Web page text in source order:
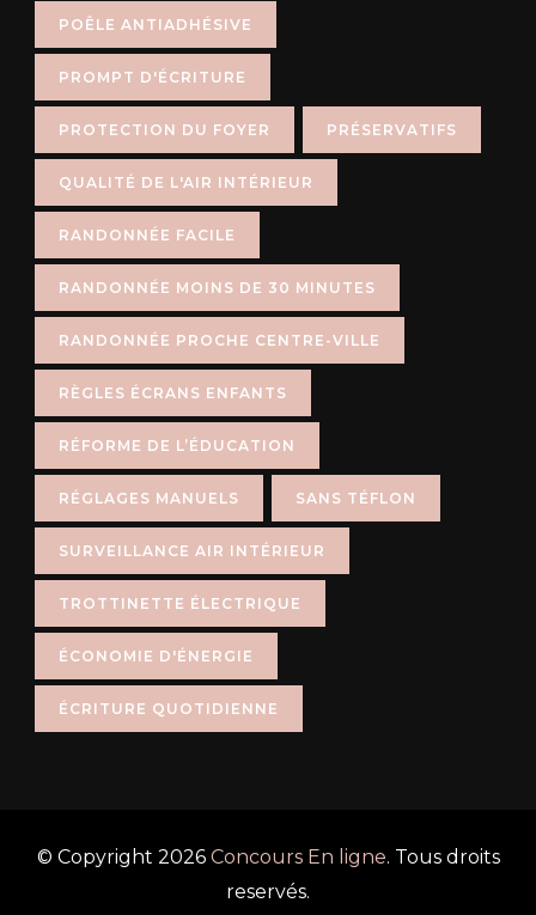
POÊLE ANTIADHÉSIVE
PROMPT D'ÉCRITURE
PROTECTION DU FOYER PRÉSERVATIFS
QUALITÉ DE L'AIR INTÉRIEUR
RANDONNÉE FACILE
RANDONNÉE MOINS DE 30 MINUTES
RANDONNÉE PROCHE CENTRE-VILLE
RÈGLES ÉCRANS ENFANTS
RÉFORME DE L’ÉDUCATION
RÉGLAGES MANUELS SANS TÉFLON
SURVEILLANCE AIR INTÉRIEUR
TROTTINETTE ÉLECTRIQUE
ÉCONOMIE D'ÉNERGIE
ÉCRITURE QUOTIDIENNE
© Copyright 2026 Concours En ligne. Tous droits
reservés.